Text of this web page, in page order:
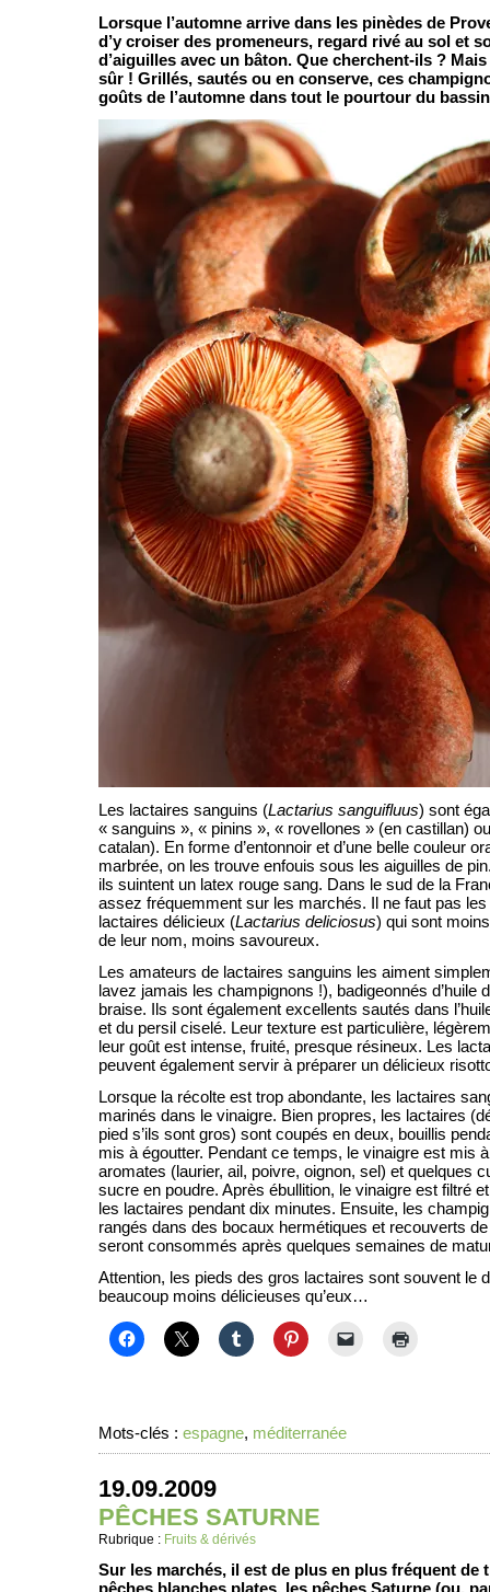
Lorsque l’automne arrive dans les pinèdes de
d’y croiser des promeneurs, regard rivé au sol et
d’aiguilles avec un bâton. Que cherchent-ils ?
sûr ! Grillés, sautés ou en conserve, ces
goûts de l’automne dans tout le pourtour du
Les lactaires sanguins (Lactarius sanguifluus) sont
« sanguins », « pinins », « rovellones » (en castillan)
catalan). En forme d’entonnoir et d’une belle couleur
marbrée, on les trouve enfouis sous les aiguilles de
ils suintent un latex rouge sang. Dans le sud de la
assez fréquemment sur les marchés. Il ne faut pas
lactaires délicieux (Lactarius deliciosus) qui sont
de leur nom, moins savoureux.
Les amateurs de lactaires sanguins les aiment
lavez jamais les champignons !), badigeonnés d’huile
braise. Ils sont également excellents sautés dans
et du persil ciselé. Leur texture est particulière,
leur goût est intense, fruité, presque résineux. Les
peuvent également servir à préparer un délicieux
Lorsque la récolte est trop abondante, les lactaires
marinés dans le vinaigre. Bien propres, les lactaires
pied s’ils sont gros) sont coupés en deux, bouillis
mis à égoutter. Pendant ce temps, le vinaigre est mis
aromates (laurier, ail, poivre, oignon, sel) et quelques
sucre en poudre. Après ébullition, le vinaigre est filtré
les lactaires pendant dix minutes. Ensuite, les
rangés dans des bocaux hermétiques et recouverts
seront consommés après quelques semaines de
Attention, les pieds des gros lactaires sont souvent le
beaucoup moins délicieuses qu’eux…
Mots-clés : espagne, méditerranée
19.09.2009
PÊCHES SATURNE
Rubrique : Fruits & dérivés
Sur les marchés, il est de plus en plus fréquent de
pêches blanches plates, les pêches Saturne (ou,